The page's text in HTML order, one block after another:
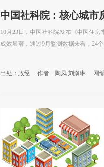
中国社科院：核心城市
10月23日，中国社科院发布《中国住
成效显著，通过9月监测数据来看，24
出处：政经 作者：陶凤 刘瀚琳 网